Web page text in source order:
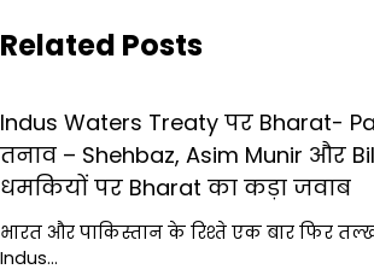
Related Posts
Indus Waters Treaty पर Bharat-
तनाव – Shehbaz, Asim Munir और
धमकियों पर Bharat का कड़ा जवाब
भारत और पाकिस्तान के रिश्ते एक बार फिर
Indus…